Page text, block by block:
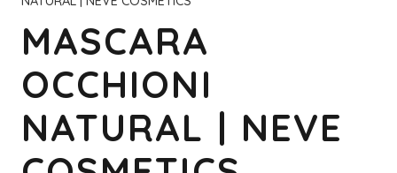
MASCARA
OCCHIONI
NATURAL | NEVE